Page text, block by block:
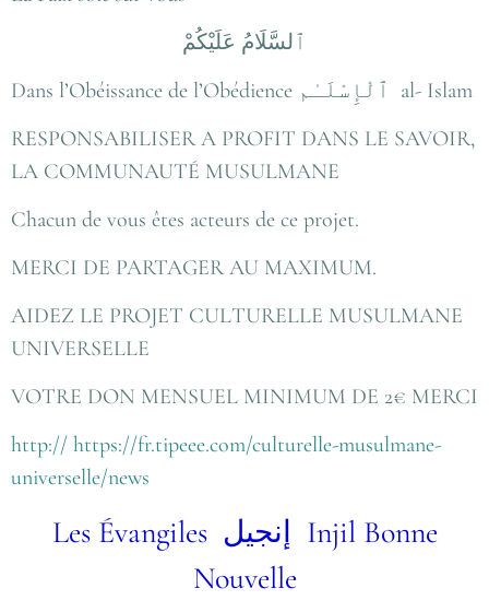
Dans l’Obéissance de l’Obédience ٱلْإِسْلَـٰم al- Islam
RESPONSABILISER A PROFIT DANS LE SAVOIR,
LA COMMUNAUTÉ MUSULMANE
Chacun de vous êtes acteurs de ce projet.
MERCI DE PARTAGER AU MAXIMUM.
AIDEZ LE PROJET CULTURELLE MUSULMANE
UNIVERSELLE
VOTRE DON MENSUEL MINIMUM DE 2€ MERCI
http:// https://fr.tipeee.com/culturelle-musulmane-
universelle/news
Les Évangiles إنجيل Injil Bonne
Nouvelle